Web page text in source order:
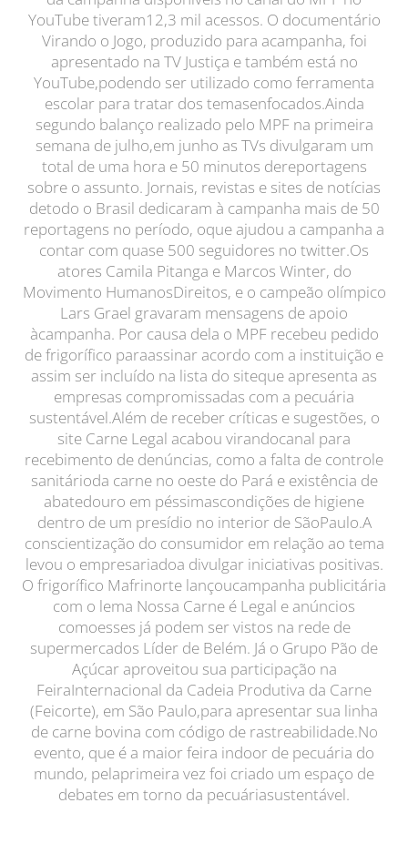
YouTube tiveram12,3 mil acessos. O documentário
Virando o Jogo, produzido para acampanha, foi
apresentado na TV Justiça e também está no
YouTube,podendo ser utilizado como ferramenta
escolar para tratar dos temasenfocados.Ainda
segundo balanço realizado pelo MPF na primeira
semana de julho,em junho as TVs divulgaram um
total de uma hora e 50 minutos dereportagens
sobre o assunto. Jornais, revistas e sites de notícias
detodo o Brasil dedicaram à campanha mais de 50
reportagens no período, oque ajudou a campanha a
contar com quase 500 seguidores no twitter.Os
atores Camila Pitanga e Marcos Winter, do
Movimento HumanosDireitos, e o campeão olímpico
Lars Grael gravaram mensagens de apoio
àcampanha. Por causa dela o MPF recebeu pedido
de frigorífico paraassinar acordo com a instituição e
assim ser incluído na lista do siteque apresenta as
empresas compromissadas com a pecuária
sustentável.Além de receber críticas e sugestões, o
site Carne Legal acabou virandocanal para
recebimento de denúncias, como a falta de controle
sanitárioda carne no oeste do Pará e existência de
abatedouro em péssimascondições de higiene
dentro de um presídio no interior de SãoPaulo.A
conscientização do consumidor em relação ao tema
levou o empresariadoa divulgar iniciativas positivas.
O frigorífico Mafrinorte lançoucampanha publicitária
com o lema Nossa Carne é Legal e anúncios
comoesses já podem ser vistos na rede de
supermercados Líder de Belém. Já o Grupo Pão de
Açúcar aproveitou sua participação na
FeiraInternacional da Cadeia Produtiva da Carne
(Feicorte), em São Paulo,para apresentar sua linha
de carne bovina com código de rastreabilidade.No
evento, que é a maior feira indoor de pecuária do
mundo, pelaprimeira vez foi criado um espaço de
debates em torno da pecuáriasustentável.